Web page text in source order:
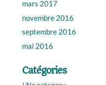
mars 2017
novembre 2016
septembre 2016
mai 2016
Catégories